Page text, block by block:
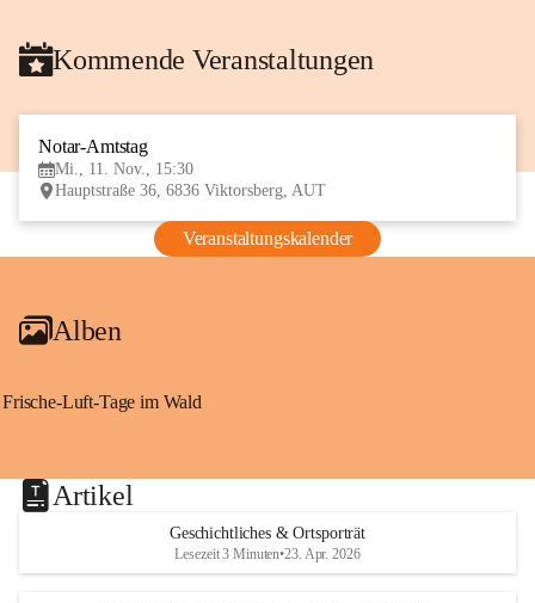
Kommende Veranstaltungen
Notar-Amtstag
Mi., 11. Nov., 15:30
Hauptstraße 36, 6836 Viktorsberg, AUT
Veranstaltungskalender
Alben
Frische-Luft-Tage im Wald
Artikel
Geschichtliches & Ortsporträt
Lesezeit 3 Minuten•23. Apr. 2026